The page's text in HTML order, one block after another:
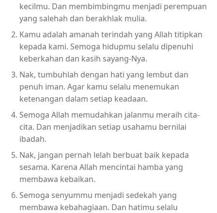
kecilmu. Dan membimbingmu menjadi perempuan
yang salehah dan berakhlak mulia.
Kamu adalah amanah terindah yang Allah titipkan
kepada kami. Semoga hidupmu selalu dipenuhi
keberkahan dan kasih sayang-Nya.
Nak, tumbuhlah dengan hati yang lembut dan
penuh iman. Agar kamu selalu menemukan
ketenangan dalam setiap keadaan.
Semoga Allah memudahkan jalanmu meraih cita-
cita. Dan menjadikan setiap usahamu bernilai
ibadah.
Nak, jangan pernah lelah berbuat baik kepada
sesama. Karena Allah mencintai hamba yang
membawa kebaikan.
Semoga senyummu menjadi sedekah yang
membawa kebahagiaan. Dan hatimu selalu